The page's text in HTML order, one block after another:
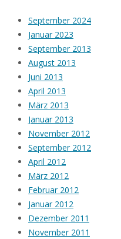
September 2024
Januar 2023
September 2013
August 2013
Juni 2013
April 2013
März 2013
Januar 2013
November 2012
September 2012
April 2012
März 2012
Februar 2012
Januar 2012
Dezember 2011
November 2011